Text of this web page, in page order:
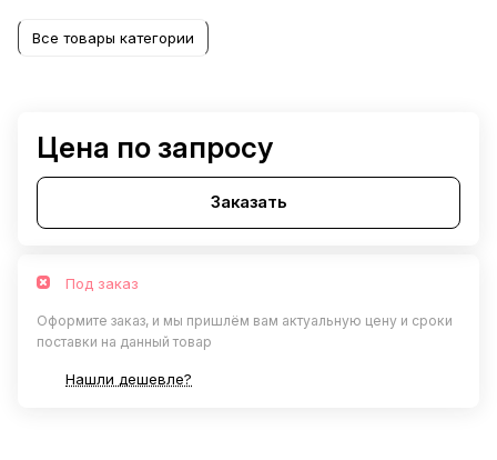
Все товары категории
Цена по запросу
Заказать
Под заказ
Оформите заказ, и мы пришлём вам актуальную цену и сроки
поставки на данный товар
Нашли дешевле?